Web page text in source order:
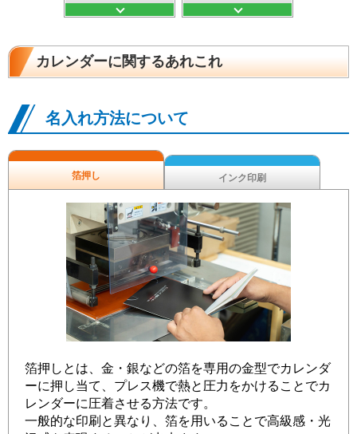
カレンダーに関するあれこれ
名入れ方法について
箔押し インク印刷
箔押しとは、金・銀などの箔を専用の金型でカレンダ
ーに押し当て、プレス機で熱と圧力をかけることでカ
レンダーに圧着させる方法です。
一般的な印刷と異なり、箔を用いることで高級感・光